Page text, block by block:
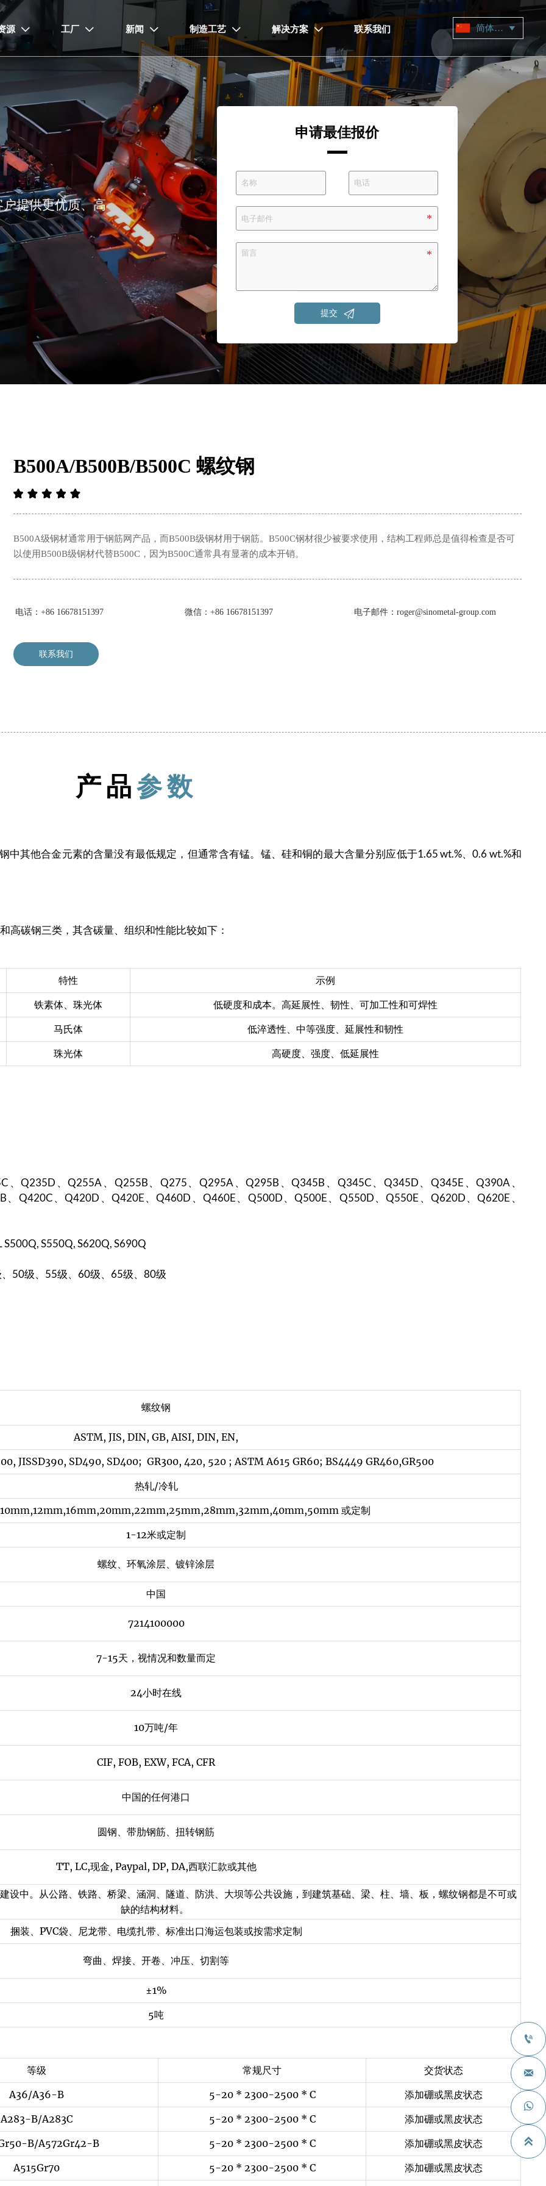
源  工厂  新闻  制造工艺  解决方案  联系我们 简体中文 
提供更优质、高
申请最佳报价
提交 
B500A/B500B/B500C 螺纹钢
B500A级钢材通常用于钢筋网产品，而B500B级钢材用于钢筋。B500C钢材很少被要求使用，结构工程师总是值得检查是否可
以使用B500B级钢材代替B500C，因为B500C通常具有显著的成本开销。
电话：+86 16678151397 微信：+86 16678151397 电子邮件：roger@sinometal-group.com
联系我们
产品参数
中其他合金元素的含量没有最低规定，但通常含有锰。锰、硅和铜的最大含量分别应低于1.65 wt.%、0.6 wt.%和
高碳钢三类，其含碳量、组织和性能比较如下：
特性 示例
铁素体、珠光体 低硬度和成本。高延展性、韧性、可加工性和可焊性
马氏体 低淬透性、中等强度、延展性和韧性
珠光体 高硬度、强度、低延展性
Q235D、Q255A、Q255B、Q275、Q295A、Q295B、Q345B、Q345C、Q345D、Q345E、Q390A、
Q420C、Q420D、Q420E、Q460D、Q460E、Q500D、Q500E、Q550D、Q550E、Q620D、Q620E、
S500Q, S550Q, S620Q, S690Q
50级、55级、60级、65级、80级
螺纹钢
ASTM, JIS, DIN, GB, AISI, DIN, EN,
JISSD390, SD490, SD400; GR300, 420, 520 ; ASTM A615 GR60; BS4449 GR460,GR500
热轧/冷轧
或定制
1-12米或定制
螺纹、环氧涂层、镀锌涂层
中国
7214100000
7-15天，视情况和数量而定
24小时在线
10万吨/年
CIF, FOB, EXW, FCA, CFR
中国的任何港口
圆钢、带肋钢筋、扭转钢筋
TT, LC,现金, Paypal, DP, DA,西联汇款或其他
设中。从公路、铁路、桥梁、涵洞、隧道、防洪、大坝等公共设施，到建筑基础、梁、柱、墙、板，螺纹钢都是不可或
缺的结构材料。
捆装、PVC袋、尼龙带、电缆扎带、标准出口海运包装或按需求定制
弯曲、焊接、开卷、冲压、切割等
±1%
5吨
等级 常规尺寸
交货状态
A36/A36-B
5-20 * 2300-2500 * C
添加硼或黑皮状态
A283-B/A283C
5-20 * 2300-2500 * C
添加硼或黑皮状态
B/A572Gr42-B
5-20 * 2300-2500 * C
添加硼或黑皮状态
A515Gr70
5-20 * 2300-2500 * C
添加硼或黑皮状态



